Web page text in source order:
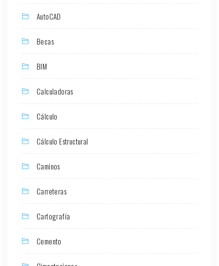
AutoCAD
Becas
BIM
Calculadoras
Cálculo
Cálculo Estructural
Caminos
Carreteras
Cartografía
Cemento